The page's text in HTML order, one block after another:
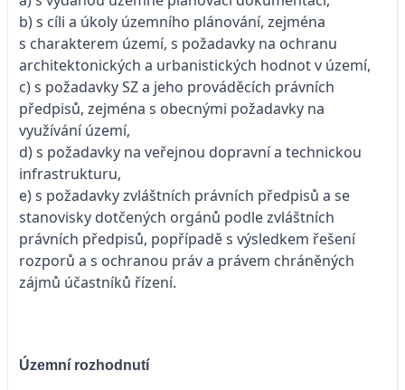
b) s cíli a úkoly územního plánování, zejména
s charakterem území, s požadavky na ochranu
architektonických a urbanistických hodnot v území,
c) s požadavky SZ a jeho prováděcích právních
předpisů, zejména s obecnými požadavky na
využívání území,
d) s požadavky na veřejnou dopravní a technickou
infrastrukturu,
e) s požadavky zvláštních právních předpisů a se
stanovisky dotčených orgánů podle zvláštních
právních předpisů, popřípadě s výsledkem řešení
rozporů a s ochranou práv a právem chráněných
zájmů účastníků řízení.
Územní rozhodnutí